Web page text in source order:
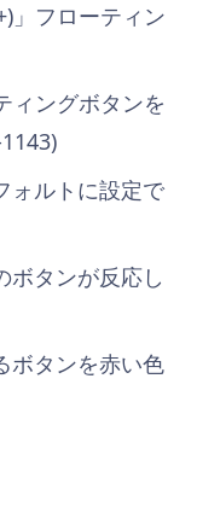
」フローティン
ィングボタンを
ォルトに設定で
ボタンが反応し
ボタンを赤い色